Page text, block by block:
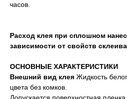
часов.
Расход клея при сплошном
зависимости от свойств
ОСНОВНЫЕ ХАРАКТЕРИСТИКИ
Внешний вид клея Жидкость
цвета без комков.